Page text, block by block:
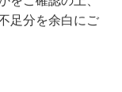
足分を余白にご